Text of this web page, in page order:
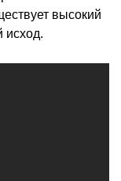
высокий
исход.